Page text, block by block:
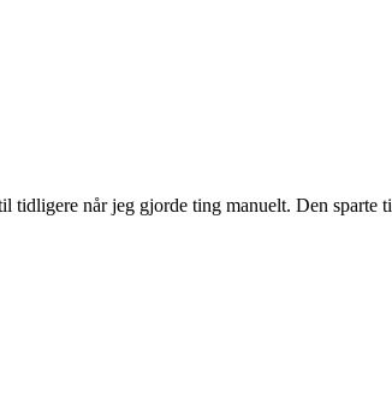
når jeg gjorde ting manuelt. Den